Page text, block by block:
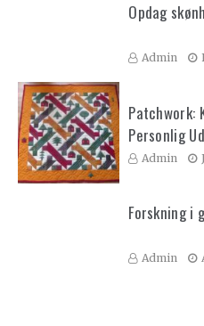
Opdag
Admin
Patchwork:
Personlig
Admin
Forskning i
Admin